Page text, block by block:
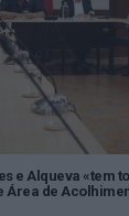
e Alqueva «tem
Área de